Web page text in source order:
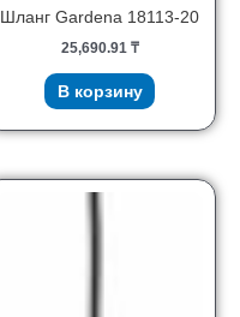
Шланг Gardena 18113-20
25,690.91 ₸
В корзину